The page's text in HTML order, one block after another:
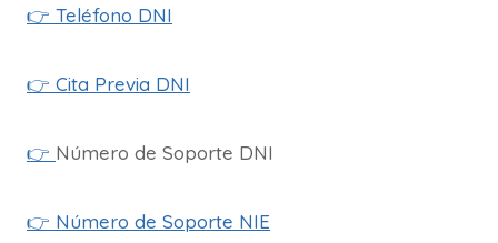
👉 Teléfono DNI
👉 Cita Previa DNI
👉 Número de Soporte DNI
👉 Número de Soporte NIE